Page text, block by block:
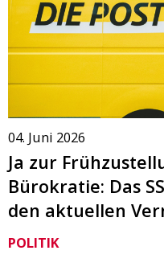
04. Juni 2026
Ja zur
Bürokratie: Das
den aktuellen
POLITIK